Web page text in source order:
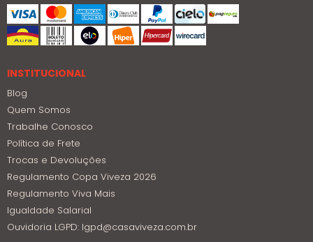
INSTITUCIONAL
Blog
Quem Somos
Trabalhe Conosco
Política de Frete
Trocas e Devoluções
Regulamento Copa Viveza 2026
Regulamento Viva Mais
Igualdade Salarial
Ouvidoria LGPD: lgpd@casaviveza.com.br